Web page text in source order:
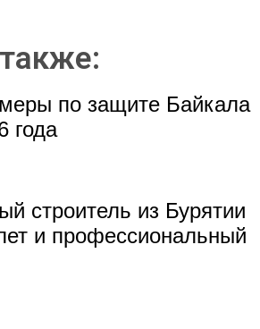
по защите Байкала
года
строитель из Бурятии
и профессиональный